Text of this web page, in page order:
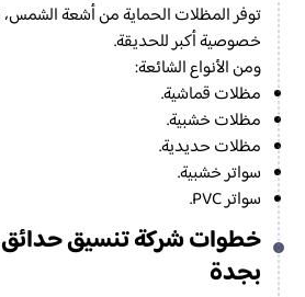
توفر المظلات الحماية من أشعة الشمس،
خصوصية أكبر للحديقة.
ومن الأنواع الشائعة:
مظلات قماشية.
مظلات خشبية.
مظلات حديدية.
سواتر خشبية.
سواتر PVC.
خطوات شركة تنسيق
بجدة